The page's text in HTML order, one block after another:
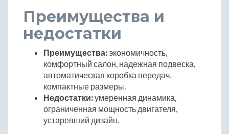
Преимущества и
недостатки
Преимущества:экономичность,
комфортный салон, надежная подвеска,
автоматическая коробка передач,
компактные размеры.
Недостатки:умеренная динамика,
ограниченная мощность двигателя,
устаревший дизайн.